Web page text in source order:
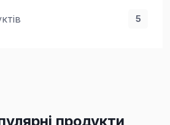
5
продукти